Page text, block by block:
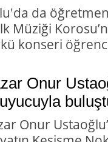
da
Müziği
konseri
Onur
Onur